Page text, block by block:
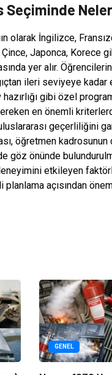
Seçiminde
olarak İngilizce,
Çince, Japonca,
yer alır.
ileri seviyeye
hazırlığı gibi özel
en önemli
geçerliliğini
öğretmen
göz önünde
etkileyen
planlama açısından
GENEL